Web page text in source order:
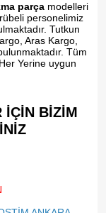
parçamodelleri
personelimiz
Tutkun
Aras Kargo,
Tüm
Yerine uygun
İÇİN BİZİM